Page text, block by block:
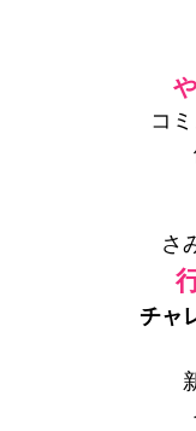
コ
さ
チャ